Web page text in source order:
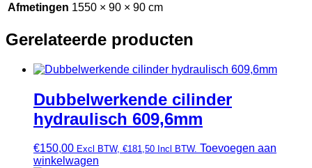
Afmetingen 1550 × 90 × 90 cm
Gerelateerde producten
Dubbelwerkende cilinder
hydraulisch 609,6mm
€150,00 Excl BTW, €181,50 Incl BTW. Toevoegen aan
winkelwagen